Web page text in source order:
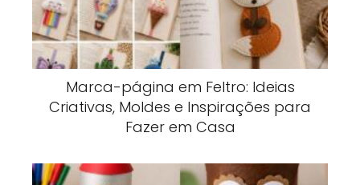
Marca-página em Feltro: Ideias
Criativas, Moldes e Inspirações para
Fazer em Casa